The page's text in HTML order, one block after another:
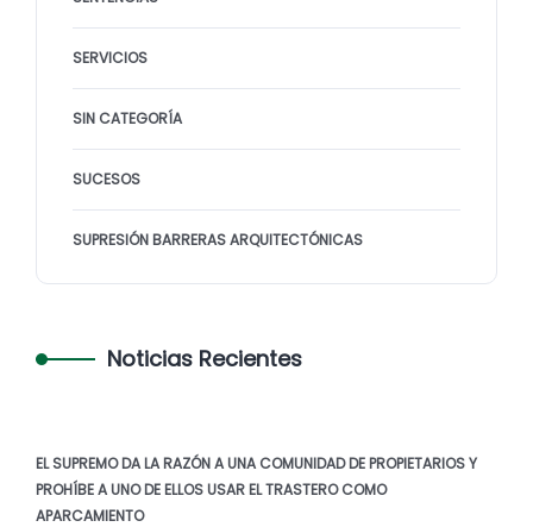
SERVICIOS
SIN CATEGORÍA
SUCESOS
SUPRESIÓN BARRERAS ARQUITECTÓNICAS
Noticias Recientes
EL SUPREMO DA LA RAZÓN A UNA COMUNIDAD DE PROPIETARIOS Y
PROHÍBE A UNO DE ELLOS USAR EL TRASTERO COMO
APARCAMIENTO